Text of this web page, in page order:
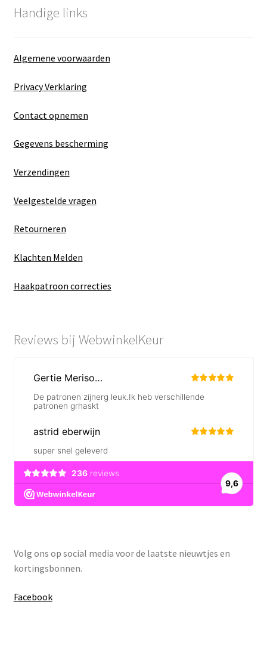
Handige links
Algemene voorwaarden
Privacy Verklaring
Contact opnemen
Gegevens bescherming
Verzendingen
Veelgestelde vragen
Retourneren
Klachten Melden
Haakpatroon correcties
Reviews bij WebwinkelKeur
Volg ons op social media voor de laatste nieuwtjes en
kortingsbonnen.
Facebook